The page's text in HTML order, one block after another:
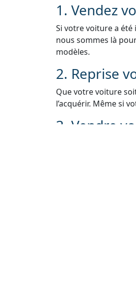
1. Vendez
Si votre voiture a
nous sommes là
modèles.
2. Reprise
Que votre voiture
l’acquérir. Même si
3. Vendre